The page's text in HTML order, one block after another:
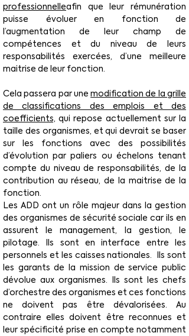
professionnelleafin que leur rémunération
puisse évoluer en fonction de
l’augmentation de leur champ de
compétences et du niveau de leurs
responsabilités exercées, d’une meilleure
maitrise de leur fonction.
Cela passera par une modification de la grille
de classifications des emplois et des
coefficients, qui repose actuellement sur la
taille des organismes, et qui devrait se baser
sur les fonctions avec des possibilités
d’évolution par paliers ou échelons tenant
compte du niveau de responsabilités, de la
contribution au réseau, de la maitrise de la
fonction.
Les ADD ont un rôle majeur dans la gestion
des organismes de sécurité sociale car ils en
assurent le management, la gestion, le
pilotage. Ils sont en interface entre les
personnels et les caisses nationales.  Ils sont
les garants de la mission de service public
dévolue aux organismes. Ils sont les chefs
d’orchestre des organismes et ces fonctions
ne doivent pas être dévalorisées. Au
contraire elles doivent être reconnues et
leur spécificité prise en compte notamment